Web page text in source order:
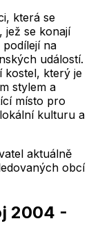
která se
jež se konají
na
událostí.
kostel, který je
stylem a
místo pro
kulturu a
aktuálně
obcí
2004 -